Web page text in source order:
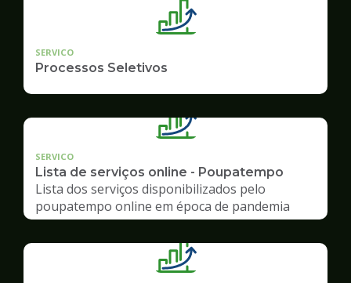
SERVICO
Processos Seletivos
SERVICO
Lista de serviços online - Poupatempo
Lista dos serviços disponibilizados pelo
poupatempo online em época de pandemia